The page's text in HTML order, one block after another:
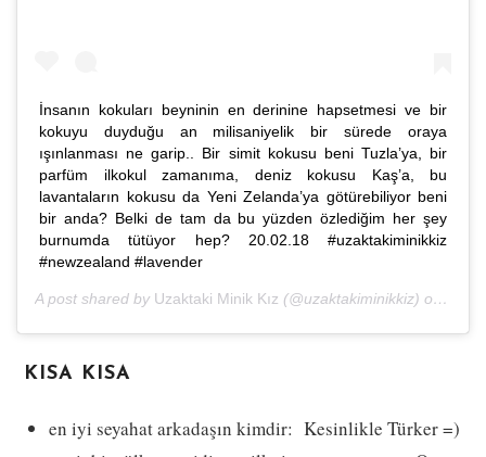
İnsanın kokuları beyninin en derinine hapsetmesi ve bir
kokuyu duyduğu an milisaniyelik bir sürede oraya
ışınlanması ne garip.. Bir simit kokusu beni Tuzla’ya, bir
parfüm ilkokul zamanıma, deniz kokusu Kaş’a, bu
lavantaların kokusu da Yeni Zelanda’ya götürebiliyor beni
bir anda? Belki de tam da bu yüzden özlediğim her şey
burnumda tütüyor hep? 20.02.18 #uzaktakiminikkiz
#newzealand #lavender
A post shared by Uzaktaki Minik Kız (@uzaktakiminikkiz) on
KISA KISA
en iyi seyahat arkadaşın kimdir: Kesinlikle Türker =)